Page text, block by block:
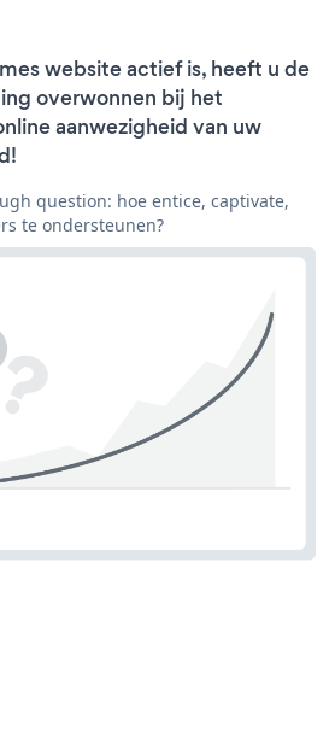
website actief is, heeft u de
overwonnen bij het
aanwezigheid van uw
question: hoe entice, captivate,
te ondersteunen?